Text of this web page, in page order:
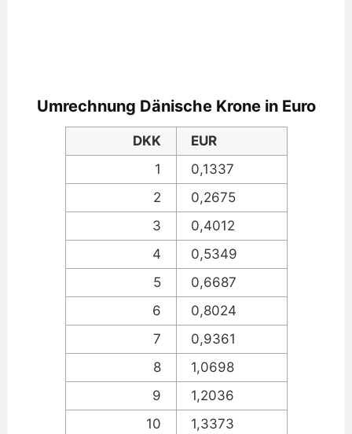
Umrechnung Dänische Krone in Euro
DKK
EUR
1
0,1337
2
0,2675
3
0,4012
4
0,5349
5
0,6687
6
0,8024
7
0,9361
8
1,0698
9
1,2036
10
1,3373